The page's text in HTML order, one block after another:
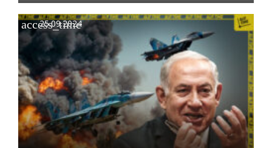
access_time
25.09.2024